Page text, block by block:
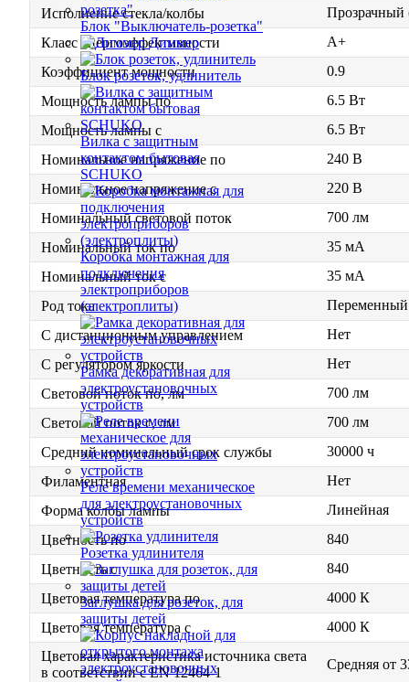
Блок "Выключатель-розетка"
Диммер
Блок розеток, удлинитель
Вилка с защитным
контактом бытовая
SCHUKO
Коробка монтажная для
подключения
электроприборов
(электроплиты)
Рамка декоративная для
электроустановочных
устройств
Реле времени механическое
для электроустановочных
устройств
Розетка удлинителя
Заглушка для розеток, для
защиты детей
Исполнение стекла/колбы
Прозрачный
Класс энергоэффективности
A+
Коэффициент мощности
0.9
Мощность лампы по
6.5 Вт
Мощность лампы с
6.5 Вт
Номинальное напряжение по
240 В
Номинальное напряжение с
220 В
Номинальный световой поток
700 лм
Номинальный ток по
35 мА
Номинальный ток с
35 мА
Род тока
С дистанционным управлением
Нет
С регулятором яркости
Нет
Световой поток по, лм
700 лм
Световой поток с, лм
700 лм
Средний номинальный срок службы
30000 ч
Филаментная
Нет
Форма колбы лампы
Линейная
Цветность по
840
Цветность с
840
Цветовая температура по
4000 К
Цветовая температура с
4000 К
Цветовая характеристика источника света
в соответствии с EN 12464-1
Средняя от